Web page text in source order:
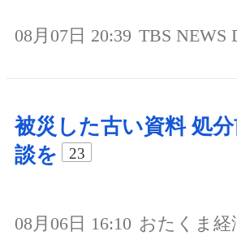
08月07日 20:39 TBS NEWS
被災した古い資料 処分
談を
23
08月06日 16:10 おたくま経